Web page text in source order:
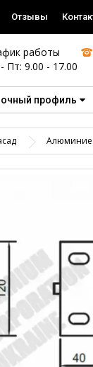
Отзывы
работы
Пт: 9.00 - 17.00
профиль